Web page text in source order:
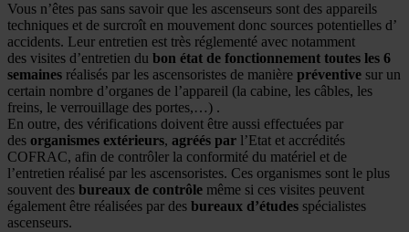
Vous n’êtes pas sans savoir que les ascenseurs sont des appareils
techniques et de surcroît en mouvement donc sources potentielles d’
accidents. Leur entretien est très réglementé avec notamment
des visites d’entretien du bon état de fonctionnement toutes les 6
semaines réalisés par les ascensoristes de manière préventive sur un
certain nombre d’organes de l’appareil (la cabine, les câbles, les
freins, le verrouillage des portes,…) .
En outre, des vérifications doivent être aussi effectuées par
des organismes extérieurs, agréés par l’Etat et accrédités
COFRAC, afin de contrôler la conformité du matériel et de
l’entretien réalisé par les ascensoristes. Ces organismes sont le plus
souvent des bureaux de contrôle même si ces visites peuvent
également être réalisées par des bureaux d’études spécialistes
ascenseurs.